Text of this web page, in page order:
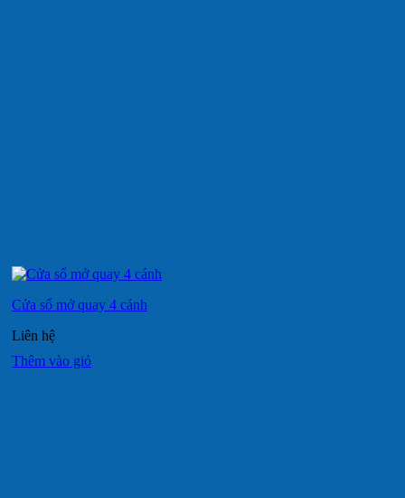
Cửa sổ mở quay 4 cánh
Liên hệ
Thêm vào giỏ